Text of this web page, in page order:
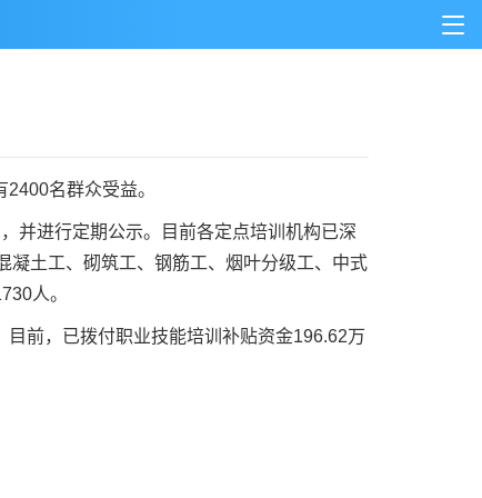
名群众受益。
进行定期公示。目前各定点培训机构已深
凝土工、砌筑工、钢筋工、烟叶分级工、中式
人。
前，已拨付职业技能培训补贴资金196.62万